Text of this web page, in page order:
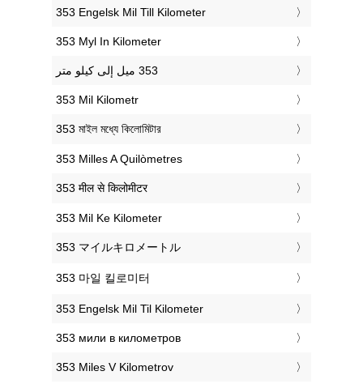
‎353 Engelsk Mil Till Kilometer
‎353 Myl In Kilometer
‎353 Mil Kilometr
‎353 মাইল মধ্যে কিলোমিটার
‎353 Milles A Quilòmetres
‎353 मील से किलोमीटर
‎353 Mil Ke Kilometer
‎353 マイルキロメートル
‎353 마일 킬로미터
‎353 Engelsk Mil Til Kilometer
‎353 мили в километров
‎353 Miles V Kilometrov